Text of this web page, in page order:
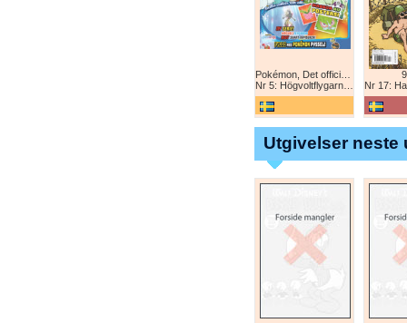
Nr 5: Högvoltflygarna mot Svart Rayquaza!
Nr 17: Harald
Utgivelser neste